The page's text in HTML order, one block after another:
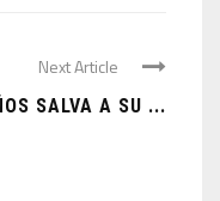
Next Article
SALVA A SU ...